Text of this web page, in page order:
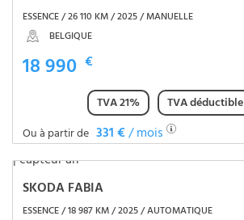
ESSENCE / 26 110 KM / 2025 / MANUELLE
BELGIQUE
18 990 €
TVA 21%
TVA déductible
Ou à partir de 331 €/ mois
SKODA FABIA
ESSENCE / 18 987 KM / 2025 / AUTOMATIQUE